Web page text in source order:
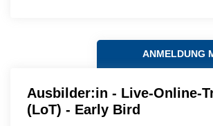
ANMELDUNG
Ausbilder:in - Live-Online-
(LoT) - Early Bird